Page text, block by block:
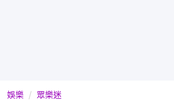
娛樂 眾樂迷